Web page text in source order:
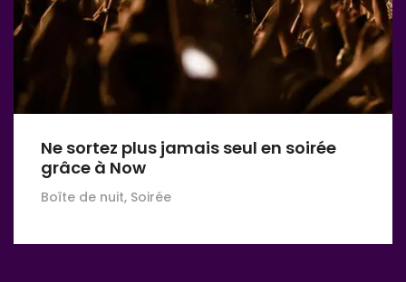
Ne sortez plus jamais seul en soirée
grâce à Now
Boîte de nuit, Soirée